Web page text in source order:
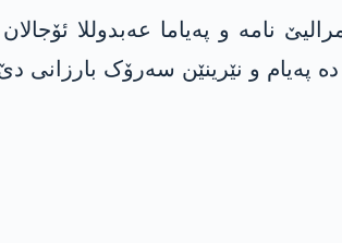
نامە و پەیاما عەبدوللا
پەیام و نێرینێن سەرۆک بارزانی